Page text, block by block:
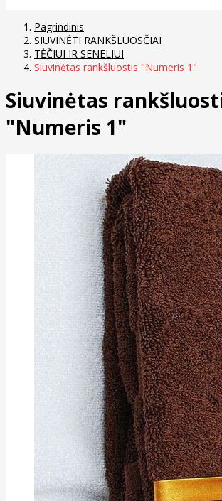
Pagrindinis
SIUVINĖTI RANKŠLUOSČIAI
TĖČIUI IR SENELIUI
Siuvinėtas rankšluostis "Numeris 1"
Siuvinėtas
"Numeris 1"